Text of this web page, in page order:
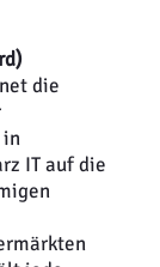
die
in
IT auf die